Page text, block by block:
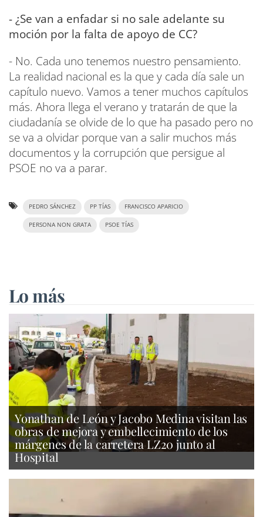
- ¿Se van a enfadar si no sale adelante su
moción por la falta de apoyo de CC?
- No. Cada uno tenemos nuestro pensamiento.
La realidad nacional es la que y cada día sale un
capítulo nuevo. Vamos a tener muchos capítulos
más. Ahora llega el verano y tratarán de que la
ciudadanía se olvide de lo que ha pasado pero no
se va a olvidar porque van a salir muchos más
documentos y la corrupción que persigue al
PSOE no va a parar.
PEDRO SÁNCHEZ PP TÍAS FRANCISCO APARICIO
PERSONA NON GRATA PSOE TÍAS
Lo más
Yonathan de León y Jacobo Medina visitan las
obras de mejora y embellecimiento de los
márgenes de la carretera LZ20 junto al
Hospital